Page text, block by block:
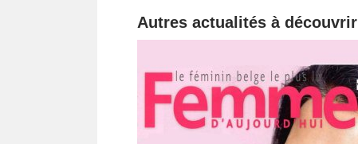
Autres actualités à découvrir